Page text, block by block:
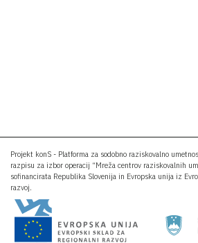
Projekt konS - Platforma za sodobno raziskovalno
razpisu za izbor operacij “Mreža centrov raziskovalnih
sofinancirata Republika Slovenija in Evropska unija iz
razvoj.